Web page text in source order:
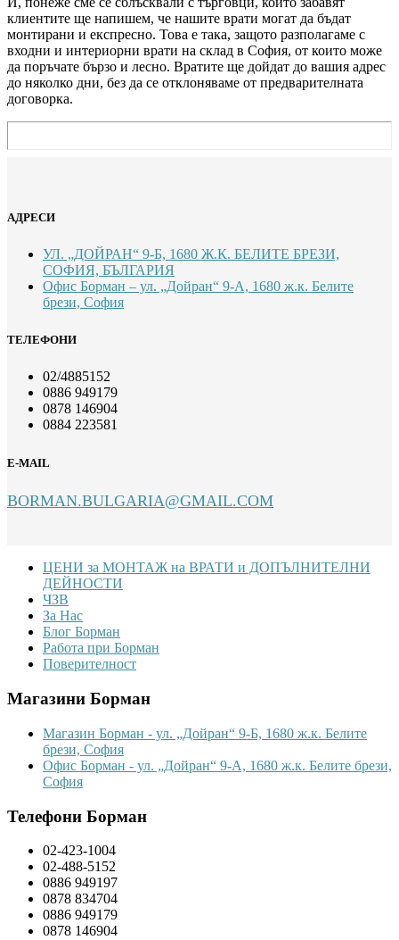
клиентите ще напишем, че нашите врати могат да бъдат
монтирани и експресно. Това е така, защото разполагаме с
входни и интериорни врати на склад в София, от които може
да поръчате бързо и лесно. Вратите ще дойдат до вашия адрес
до няколко дни, без да се отклоняваме от предварителната
договорка.
АДРЕСИ
УЛ. „ДОЙРАН“ 9-Б, 1680 Ж.К. БЕЛИТЕ БРЕЗИ,
СОФИЯ, БЪЛГАРИЯ
Офис Борман – ул. „Дойран“ 9-А, 1680 ж.к. Белите
брези, София
ТЕЛЕФОНИ
02/4885152
0886 949179
0878 146904
0884 223581
E-MAIL
BORMAN.BULGARIA@GMAIL.COM
FooterЦЕНИ за МОНТАЖ на ВРАТИ и ДОПЪЛНИТЕЛНИ
ДЕЙНОСТИ
ЧЗВ
За Нас
Блог Борман
Работа при Борман
Поверителност
Магазини Борман
Магазин Борман - ул. „Дойран“ 9-Б, 1680 ж.к. Белите
брези, София
Офис Борман - ул. „Дойран“ 9-А, 1680 ж.к. Белите брези,
София
Телефони Борман
02-423-1004
02-488-5152
0886 949197
0878 834704
0886 949179
0878 146904